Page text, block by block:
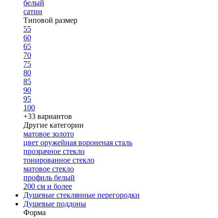
белый
сатин
Типовой размер
55
60
65
70
75
80
85
90
95
100
+33 вариантов
Другие категории
матовое золото
цвет оружейная вороненая сталь
прозрачное стекло
тонированное стекло
матовое стекло
профиль белый
200 см и более
Душевые стеклянные перегородки
Душевые поддоны
Форма